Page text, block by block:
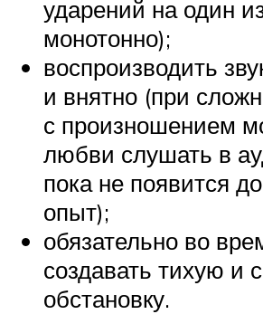
ударений на один
монотонно);
воспроизводить
и внятно (при
с произношением
любви слушать в
пока не появится
опыт);
обязательно во
создавать тихую и
обстановку.